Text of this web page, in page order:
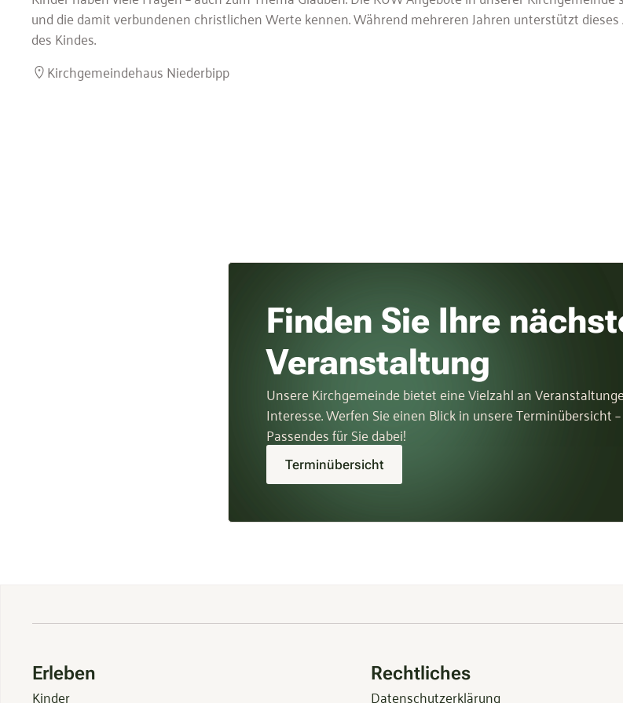
und die damit verbundenen christlichen Werte kennen. Während mehreren Jahren unterstützt
des Kindes.
Kirchgemeindehaus Niederbipp
Finden Sie Ihre
Veranstaltung
Unsere Kirchgemeinde bietet eine Vielzahl an
Interesse. Werfen Sie einen Blick in unsere Terminübersicht
Passendes für Sie dabei!
Terminübersicht
Erleben
Kinder
Rechtliches
Datenschutzerklärung